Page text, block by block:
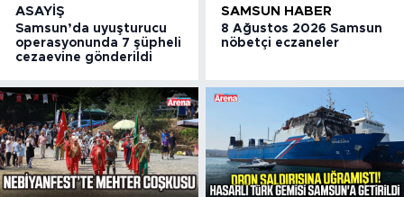
ASAYIŞ
Samsun’da uyuşturucu
operasyonunda 7 şüpheli
cezaevine gönderildi
SAMSUN HABER
8 Ağustos 2026 Samsun
nöbetçi eczaneler